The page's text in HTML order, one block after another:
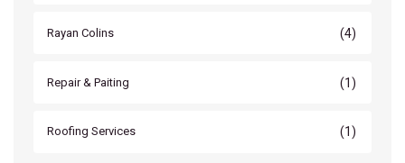
Rayan Colins (4)
Repair & Paiting (1)
Roofing Services (1)